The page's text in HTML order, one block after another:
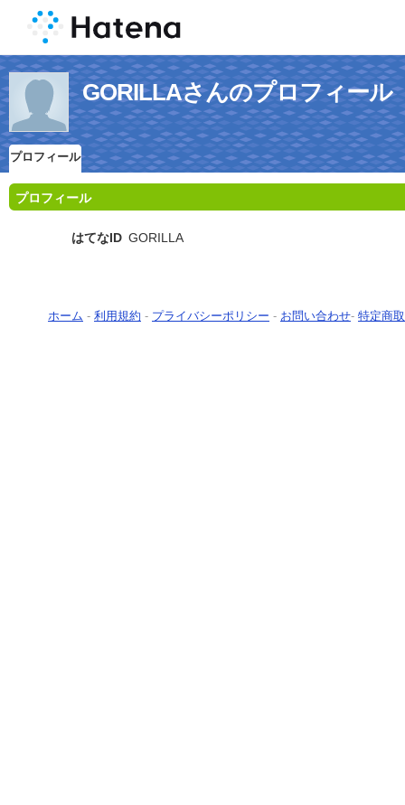
GORILLAさんのプロフィール
プロフィール
プロフィール
はてなID GORILLA
ホーム - 利用規約 - プライバシーポリシー - お問い合わせ- 特定商